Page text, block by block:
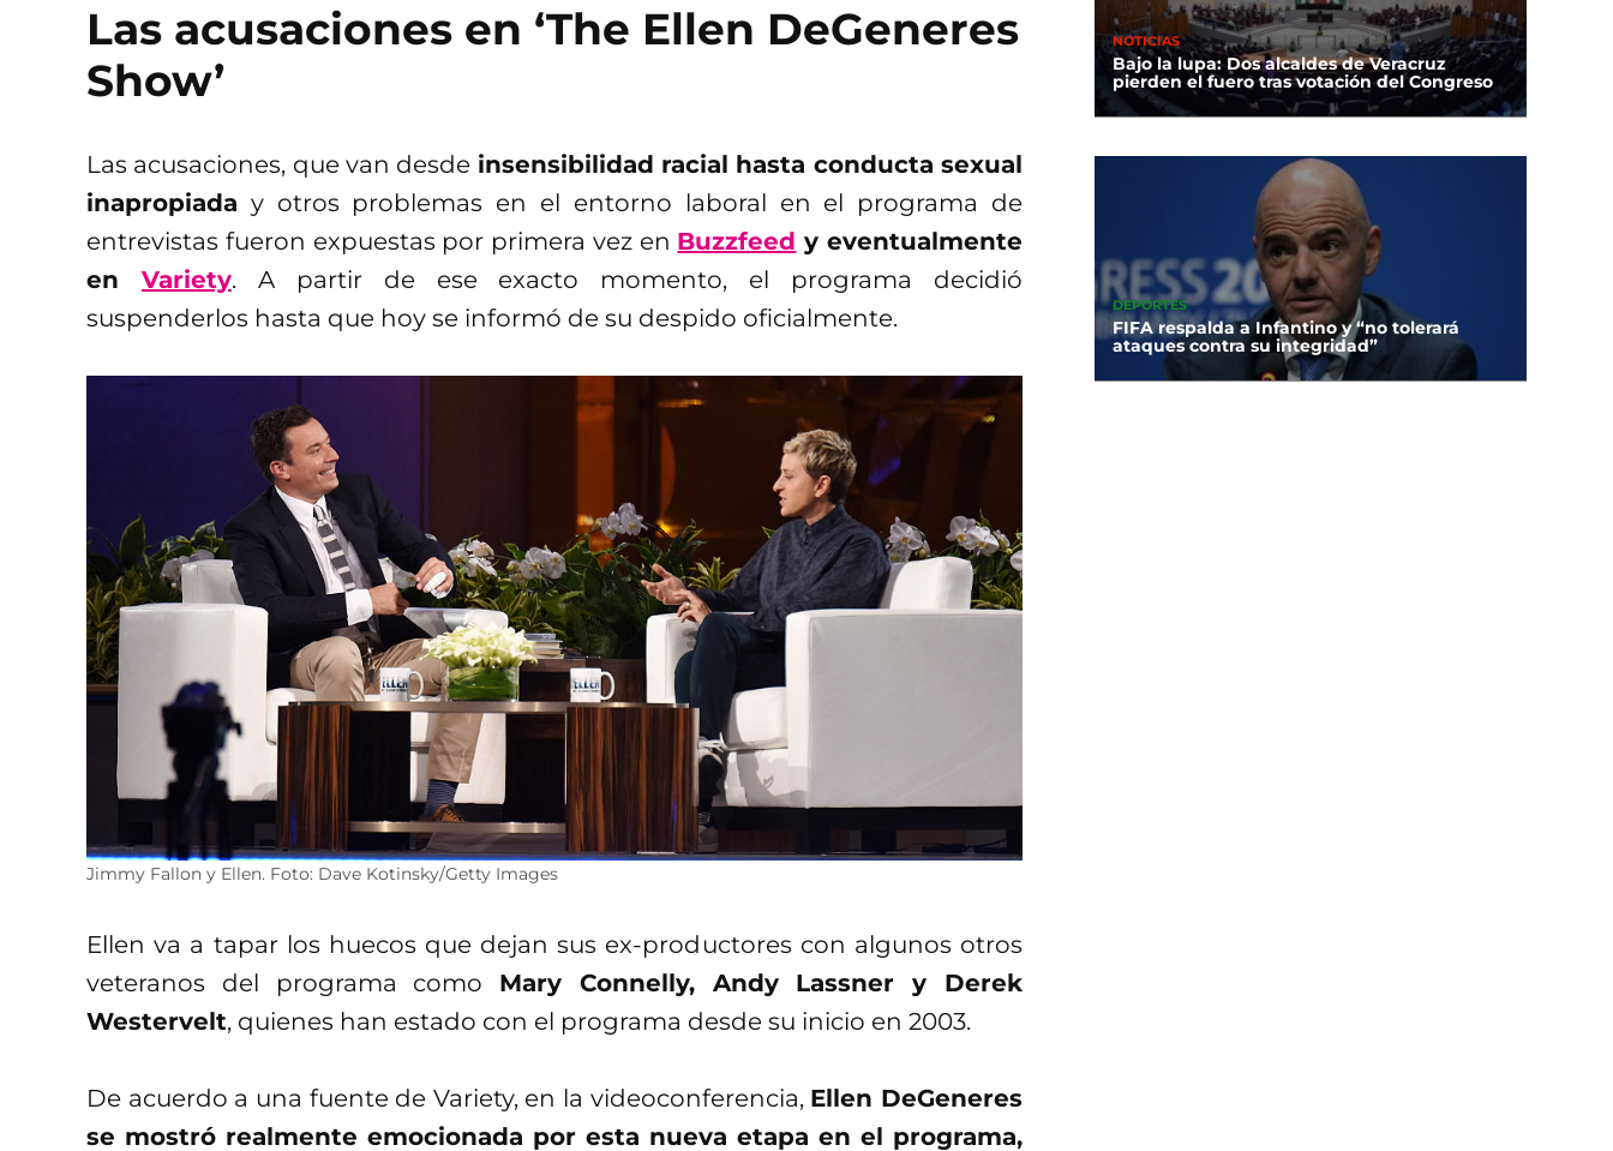
Las acusaciones en ‘The Ellen DeGeneres
Show’
Las acusaciones, que van desde insensibilidad racial hasta conducta sexual
inapropiada y otros problemas en el entorno laboral en el programa de
entrevistas fueron expuestas por primera vez en Buzzfeed y eventualmente
en Variety. A partir de ese exacto momento, el programa decidió
suspenderlos hasta que hoy se informó de su despido oficialmente.
Jimmy Fallon y Ellen. Foto: Dave Kotinsky/Getty Images
Ellen va a tapar los huecos que dejan sus ex-productores con algunos otros
veteranos del programa como Mary Connelly, Andy Lassner y Derek
Westervelt, quienes han estado con el programa desde su inicio en 2003.
De acuerdo a una fuente de Variety, en la videoconferencia, Ellen DeGeneres
se mostró realmente emocionada por esta nueva etapa en el programa,
NOTICIAS
Bajo la lupa: Dos alcaldes de Veracruz
pierden el fuero tras votación del Congreso
DEPORTES
FIFA respalda a Infantino y “no tolerará
ataques contra su integridad”